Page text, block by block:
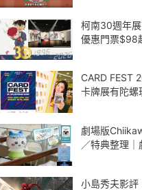
柯南30週年展
優惠門票$98
CARD FEST
卡牌展有陀螺
劇場版
／特典整理
小島秀夫影評